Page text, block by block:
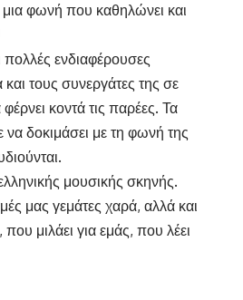
φωνή που καθηλώνει και
ενδιαφέρουσες
τους συνεργάτες της σε
κοντά τις παρέες. Τα
δοκιμάσει με τη φωνή της
μουσικής σκηνής.
μας γεμάτες χαρά, αλλά και
μιλάει για εμάς, που λέει